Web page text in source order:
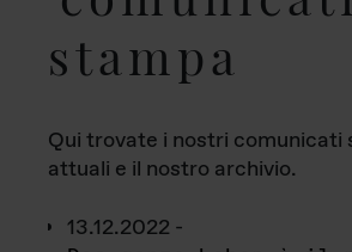
stampa
Qui trovate i nostri comunicati
attuali e il nostro archivio.
13.12.2022 -